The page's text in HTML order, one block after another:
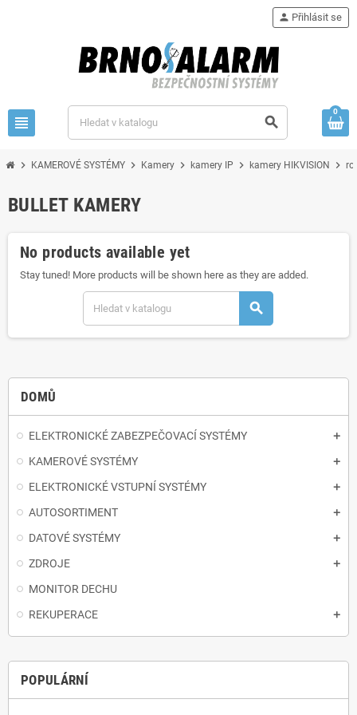
view_headline search
person Přihlásit se
0
chevron_right KAMEROVÉ SYSTÉMY chevron_right Kamery chevron_right kamery IP chevron_right kamery HIKVISION chevron_right
DOMŮ
ELEKTRONICKÉ ZABEZPEČOVACÍ SYSTÉMY
KAMEROVÉ SYSTÉMY
ELEKTRONICKÉ VSTUPNÍ SYSTÉMY
AUTOSORTIMENT
DATOVÉ SYSTÉMY
ZDROJE
MONITOR DECHU
REKUPERACE
POPULÁRNÍ
BULLET KAMERY
No products available yet
Stay tuned! More products will be shown here as they are added.
search